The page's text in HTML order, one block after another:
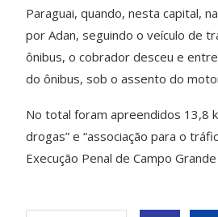
Paraguai, quando, nesta capital,
por Adan, seguindo o veículo de
ônibus, o cobrador desceu e
do ônibus, sob o assento do
No total foram apreendidos 13,8
drogas” e “associação para o
Execução Penal de Campo